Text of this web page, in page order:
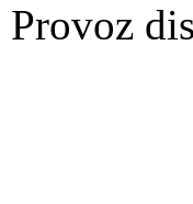
Provoz